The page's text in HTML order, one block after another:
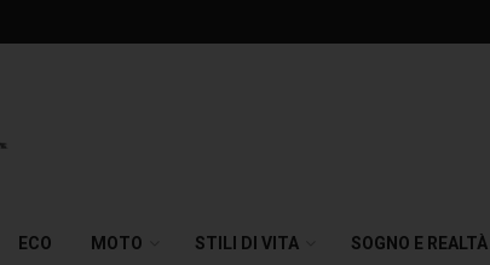
ECO MOTO STILI DI VITA SOGNO E REALTÀ